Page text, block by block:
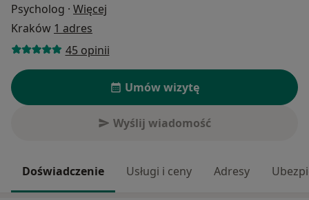
Psycholog · Więcej
Kraków 1 adres
45 opinii
Umów wizytę
Wyślij wiadomość
Doświadczenie Usługi i ceny Adresy